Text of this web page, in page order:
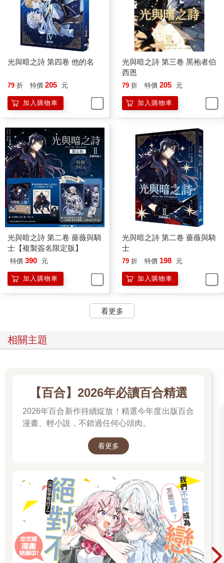
分更恰當。
每年冬天，海面凝結成巨大的冰層，在大陸以外綿延出一片面積
廣闊的冰上陸地。這片冰域一直延伸到了海域深處，以至於讓鯨
三胖一頭撞上了冰陸的邊緣。
一不留神竟然游到這裡了嗎？
三胖有些忐忑，他試著向海面上的陸地看去。果然，看到了預料
漁船。
小心撞上浮冰，就會船毀人亡。但是冬天很多魚類會聚集在浮冰
附近，運氣好的話甚至能捕到海豹，這讓被利益驅使的漁民們大
著膽子來到這片危險海域。
有漁船，就意味著有人。
三胖有些不安地看著遠處那艘漁船。
人類現在已經不再是他的同伴，相反更意味著威脅。這世界上沒
有哪一個物種能像人類這樣富有創造力；同樣，也沒有哪一個物
種能像人類這樣恣意破壞地球生態、屠殺生命。
三胖不敢輕易接近那艘漁船，如果那艘船上配備捕鯨設備，他就
是再長一百噸肉也不夠人吃的。
人類好可怕，我想回大海。
三胖想悄悄地潛回海裡，卻絲毫沒有察覺剛才換氣時的水柱早就
暴露了他。
他噴出的水柱足有十幾公尺高，在風平浪靜的海面上，人們隔著
幾千公尺就能發現水柱，繼而發現水面下的鯨魚。在三胖自以為
一條鯨魚，一條如此接近漁船的鯨魚。
有人拿起望遠鏡，興奮吼道：「快看！是藍鯨！」
「多少年沒有在南極見到藍鯨了！」
三胖完全聽不懂那些人在說什麼，但他能察覺人類異樣激動的情
緒。人類激動時產生的細微生物電流，通過空氣傳遞到海水中，
這一次下潛，是從未抵達的深度，水壓從四面擠壓過來，讓三胖
有些承受不住。
就在他感到越來越難受時，彷彿突然突破了某個臨界點。在這一
三胖聽見了一個奇怪的聲音。與其說是聲音，那不如說是直接在
他聽到了。
深海裡有著什麼正在呼喚他。
「來吧，來。」
「到這裡來。」
深海裡究竟有什麼，連號稱地球上最具智慧的人類也無法全部探
知。
目前人類已知海底的最深處，是一萬一千多公尺深的馬里亞納海
光與暗之詩 第四卷 他的名
79 折 特價 205 元
加入購物車
光與暗之詩 第三卷 黑袍者伯
西恩
79 折 特價 205 元
加入購物車
光與暗之詩 第二卷 薔薇與騎
士【複製簽名限定版】
特價 390 元
加入購物車
光與暗之詩 第二卷 薔薇與騎
士
79 折 特價 198 元
加入購物車
看更多
相關主題
【百合】2026年必讀百合精選
2026年百合新作持續綻放！精選今年度出版百合
漫畫、輕小說，不錯過任何心頭肉。
看更多